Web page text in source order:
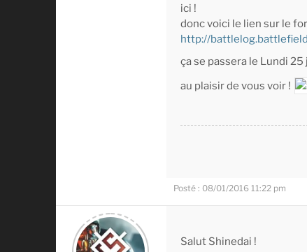
ici !
donc voici le lien sur le
http://
ça se passera le Lundi 25
au plaisir de vous voir !
Posté : 08/01/2016 11:22 pm
Salut Shinedai !